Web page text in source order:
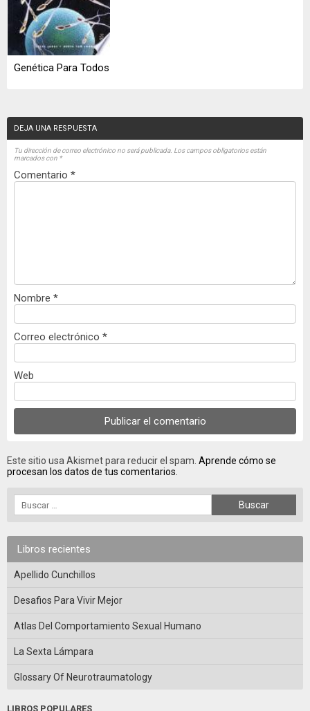
Genética Para Todos
DEJA UNA RESPUESTA
Tu dirección de correo electrónico no será publicada. Los campos obligatorios están
marcados con *
Comentario *
Nombre *
Correo electrónico *
Web
Este sitio usa Akismet para reducir el spam. Aprende cómo se
procesan los datos de tus comentarios.
Libros recientes
Apellido Cunchillos
Desafios Para Vivir Mejor
Atlas Del Comportamiento Sexual Humano
La Sexta Lámpara
Glossary Of Neurotraumatology
LIBROS POPULARES